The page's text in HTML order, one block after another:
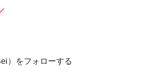
）をフォローする